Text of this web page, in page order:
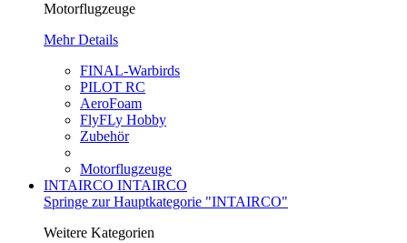
Motorflugzeuge
Mehr Details
FINAL-Warbirds
PILOT RC
AeroFoam
FlyFLy Hobby
Zubehör
Motorflugzeuge
INTAIRCO INTAIRCO
Springe zur Hauptkategorie "INTAIRCO"
Weitere Kategorien